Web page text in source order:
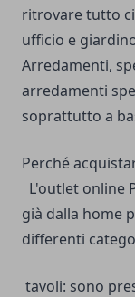
ritrovare tutto
ufficio e
Arredamenti,
arredamenti
soprattutto a
Perché
L'outlet online
già dalla home
differenti
tavoli: sono